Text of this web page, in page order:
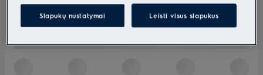
Slapukų nustatymai Leisti visus slapukus